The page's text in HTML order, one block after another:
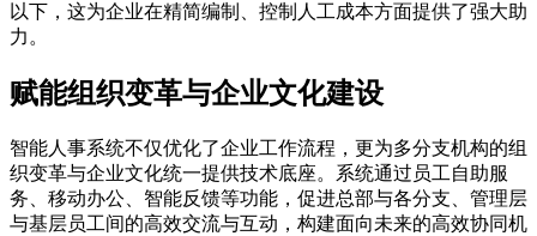
以下，这为企业在精简编制、控制人工成本方面提供了强大助
力。
赋能组织变革与企业文化建设
智能人事系统不仅优化了企业工作流程，更为多分支机构的组
织变革与企业文化统一提供技术底座。系统通过员工自助服
务、移动办公、智能反馈等功能，促进总部与各分支、管理层
与基层员工间的高效交流与互动，构建面向未来的高效协同机